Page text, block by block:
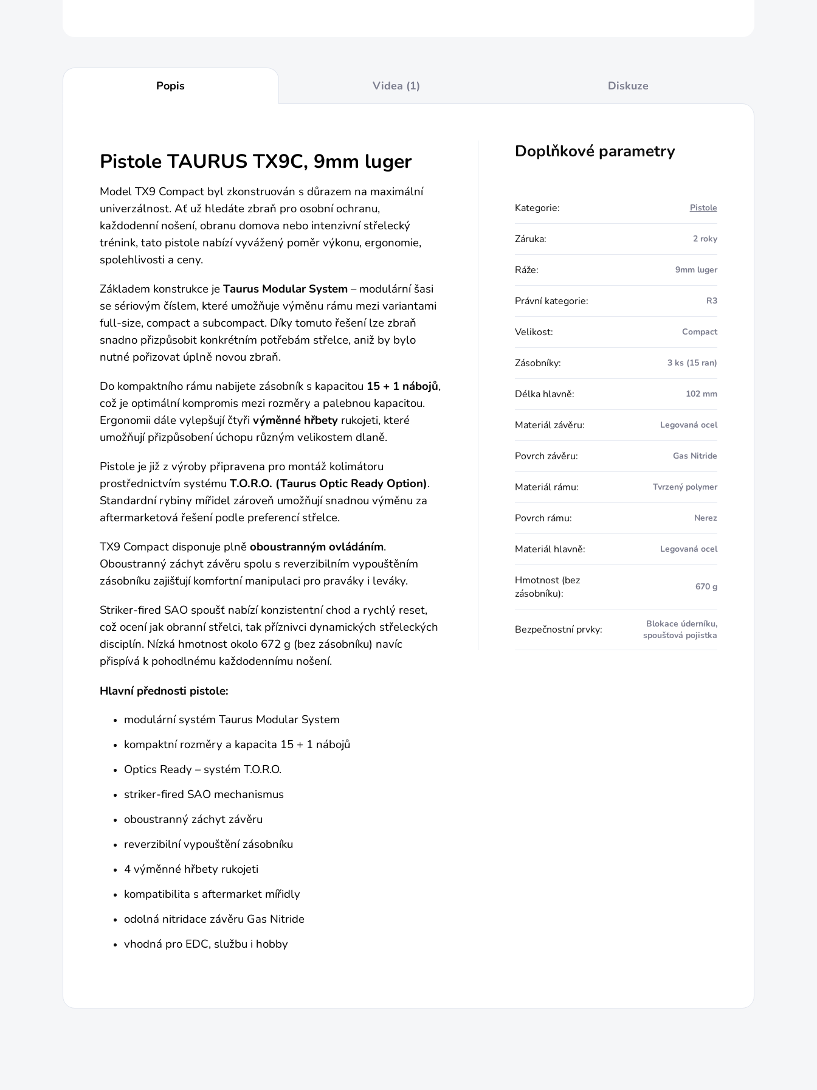
Popis Videa (1) Diskuze
Pistole TAURUS TX9C, 9mm luger
Model TX9 Compact byl zkonstruován s důrazem na maximální
univerzálnost. Ať už hledáte zbraň pro osobní ochranu,
každodenní nošení, obranu domova nebo intenzivní střelecký
trénink, tato pistole nabízí vyvážený poměr výkonu, ergonomie,
spolehlivosti a ceny.
Základem konstrukce jeTaurus Modular System– modulární šasi
se sériovým číslem, které umožňuje výměnu rámu mezi variantami
full-size, compact a subcompact. Díky tomuto řešení lze zbraň
snadno přizpůsobit konkrétním potřebám střelce, aniž by bylo
nutné pořizovat úplně novou zbraň.
Do kompaktního rámu nabijete zásobník s kapacitou 15 + 1 nábojů,
což je optimální kompromis mezi rozměry a palebnou kapacitou.
Ergonomii dále vylepšují čtyři výměnné hřbety rukojeti, které
umožňují přizpůsobení úchopu různým velikostem dlaně.
Pistole je již z výroby připravena pro montáž kolimátoru
prostřednictvím systému T.O.R.O. (Taurus Optic Ready Option).
Standardní rybiny mířidel zároveň umožňují snadnou výměnu za
aftermarketová řešení podle preferencí střelce.
TX9 Compact disponuje plněoboustranným ovládáním.
Oboustranný záchyt závěru spolu s reverzibilním vypouštěním
zásobníku zajišťují komfortní manipulaci pro praváky i leváky.
Striker-fired SAO spoušť nabízí konzistentní chod a rychlý reset,
což ocení jak obranní střelci, tak příznivci dynamických střeleckých
disciplín. Nízká hmotnost okolo 672 g (bez zásobníku) navíc
přispívá k pohodlnému každodennímu nošení.
Hlavní přednosti pistole:
modulární systém Taurus Modular System
kompaktní rozměry a kapacita 15 + 1 nábojů
Optics Ready – systém T.O.R.O.
striker-fired SAO mechanismus
oboustranný záchyt závěru
reverzibilní vypouštění zásobníku
4 výměnné hřbety rukojeti
kompatibilita s aftermarket mířidly
odolná nitridace závěru Gas Nitride
vhodná pro EDC, službu i hobby
Doplňkové parametry
Kategorie: Pistole
Záruka: 2 roky
Ráže: 9mm luger
Právní kategorie: R3
Velikost: Compact
Zásobníky: 3 ks (15 ran)
Délka hlavně: 102 mm
Materiál závěru: Legovaná ocel
Povrch závěru: Gas Nitride
Materiál rámu: Tvrzený polymer
Povrch rámu: Nerez
Materiál hlavně: Legovaná ocel
Hmotnost (bez
zásobníku):
670 g
Bezpečnostní prvky:
Blokace úderníku,
spoušťová pojistka